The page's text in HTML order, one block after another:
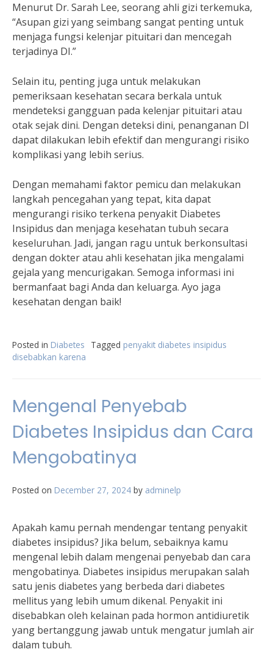
Menurut Dr. Sarah Lee, seorang ahli gizi terkemuka,
“Asupan gizi yang seimbang sangat penting untuk
menjaga fungsi kelenjar pituitari dan mencegah
terjadinya DI.”
Selain itu, penting juga untuk melakukan
pemeriksaan kesehatan secara berkala untuk
mendeteksi gangguan pada kelenjar pituitari atau
otak sejak dini. Dengan deteksi dini, penanganan DI
dapat dilakukan lebih efektif dan mengurangi risiko
komplikasi yang lebih serius.
Dengan memahami faktor pemicu dan melakukan
langkah pencegahan yang tepat, kita dapat
mengurangi risiko terkena penyakit Diabetes
Insipidus dan menjaga kesehatan tubuh secara
keseluruhan. Jadi, jangan ragu untuk berkonsultasi
dengan dokter atau ahli kesehatan jika mengalami
gejala yang mencurigakan. Semoga informasi ini
bermanfaat bagi Anda dan keluarga. Ayo jaga
kesehatan dengan baik!
Posted in Diabetes Tagged penyakit diabetes insipidus
disebabkan karena
Mengenal Penyebab
Diabetes Insipidus dan Cara
Mengobatinya
Posted on December 27, 2024 by adminelp
Apakah kamu pernah mendengar tentang penyakit
diabetes insipidus? Jika belum, sebaiknya kamu
mengenal lebih dalam mengenai penyebab dan cara
mengobatinya. Diabetes insipidus merupakan salah
satu jenis diabetes yang berbeda dari diabetes
mellitus yang lebih umum dikenal. Penyakit ini
disebabkan oleh kelainan pada hormon antidiuretik
yang bertanggung jawab untuk mengatur jumlah air
dalam tubuh.